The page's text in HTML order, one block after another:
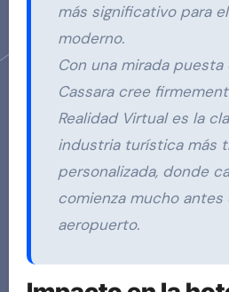
más significativo para
moderno.
Con una mirada
Cassara cree
Realidad Virtual es la
industria turística más
personalizada, donde
comienza mucho antes
aeropuerto.